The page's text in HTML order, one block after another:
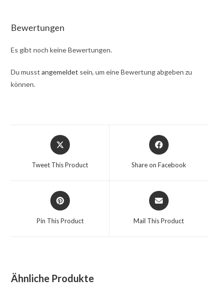
Bewertungen
Es gibt noch keine Bewertungen.
Du musstangemeldet sein, um eine Bewertung abgeben zu
können.
Tweet This Product Share on Facebook
Pin This Product Mail This Product
Ähnliche Produkte